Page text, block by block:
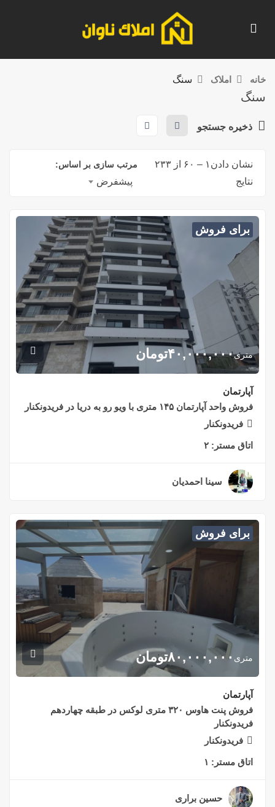
خانه املاک سنگ
سنگ
ذخیره جستجو
نشان دادن ۱ – ۶۰
از ۲۳۳
نتایج
مرتب سازی بر اساس:
پیشفرض
برای فروش
متری۴۰,۰۰۰,۰۰۰تومان
آپارتمان
فروش واحد آپارتمان ۱۴۵ متری با ویو رو به دریا در فریدونکنار
فریدونکنار
اتاق مستر: ۲
سینا احمدیان
برای فروش
متری ۸۰,۰۰۰,۰۰۰تومان
آپارتمان
فروش پنت هاوس ۳۲۰ متری لوکس در طبقه چهاردهم
فریدونکنار
فریدونکنار
اتاق مستر: ۱
حسین براری